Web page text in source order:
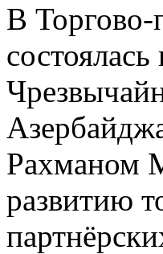
В
Рахманом
развитию